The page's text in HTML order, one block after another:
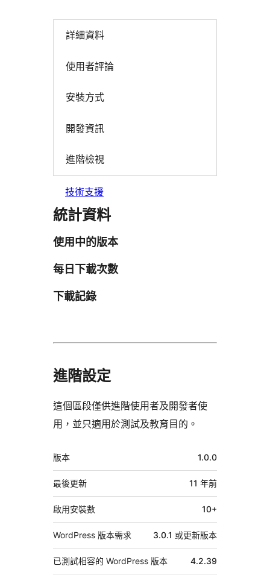
詳細資料
使用者評論
安裝方式
開發資訊
進階檢視
技術支援
統計資料
使用中的版本
每日下載次數
下載記錄
進階設定
這個區段僅供進階使用者及開發者使
用，並只適用於測試及教育目的。
中
繼
資
料
版本 1.0.0
最後更新 11 年前
啟用安裝數 10+
WordPress 版本需求 3.0.1 或更新版本
已測試相容的 WordPress 版本 4.2.39